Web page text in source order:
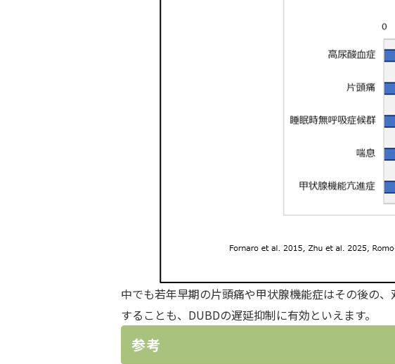
中でも若年早期の片頭痛や甲状腺機能症はその後の
することも、DUBDの遅延抑制に有効といえます。
参考